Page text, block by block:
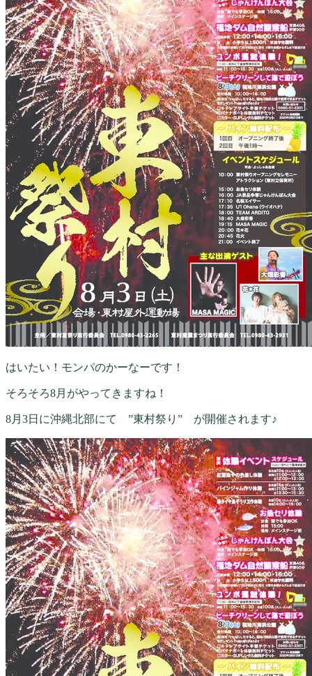
はいたい！モンパのかーなーです！
そろそろ8月がやってきますね！
8月3日に沖縄北部にて ”東村祭り” が開催されます♪